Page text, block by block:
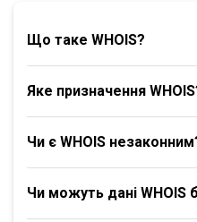
Що таке WHOIS?
Яке призначення
Чи є WHOIS
Чи можуть дані WHOIS